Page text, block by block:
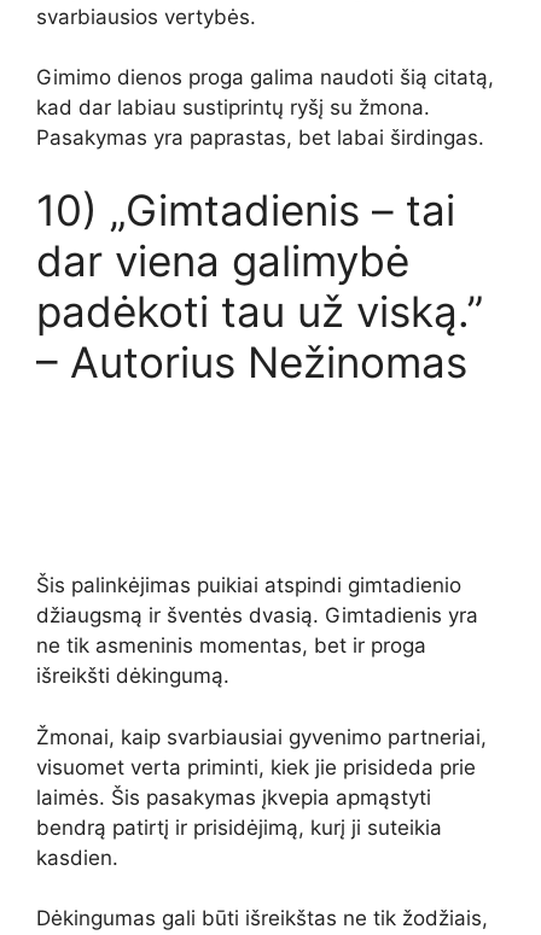
svarbiausios vertybės.
Gimimo dienos proga galima naudoti šią citatą,
kad dar labiau sustiprintų ryšį su žmona.
Pasakymas yra paprastas, bet labai širdingas.
10) „Gimtadienis – tai
dar viena galimybė
padėkoti tau už viską.”
– Autorius Nežinomas
Šis palinkėjimas puikiai atspindi gimtadienio
džiaugsmą ir šventės dvasią. Gimtadienis yra
ne tik asmeninis momentas, bet ir proga
išreikšti dėkingumą.
Žmonai, kaip svarbiausiai gyvenimo partneriai,
visuomet verta priminti, kiek jie prisideda prie
laimės. Šis pasakymas įkvepia apmąstyti
bendrą patirtį ir prisidėjimą, kurį ji suteikia
kasdien.
Dėkingumas gali būti išreikštas ne tik žodžiais,